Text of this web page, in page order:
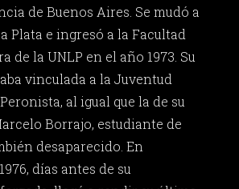
de Buenos Aires. Se mudó a
Plata e ingresó a la Facultad
de la UNLP en el año 1973. Su
vinculada a la Juventud
al igual que la de su
Borrajo, estudiante de
desaparecido. En
días antes de su